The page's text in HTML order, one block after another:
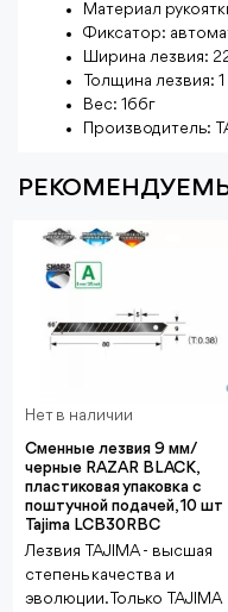
Материал
Фиксатор:
Ширина лезвия:
Толщина лезвия:
Вес: 166г
Производитель:
Нет в наличии
Сменные лезвия 9 мм/
черные RAZAR BLACK,
пластиковая упаковка с
поштучной подачей, 10 шт
Tajima LCB30RBC
Лезвия TAJIMA - высшая
степень качества и
эволюции. Только TAJIMA